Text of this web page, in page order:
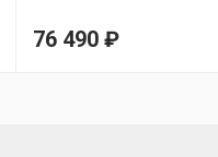
76 490 ₽